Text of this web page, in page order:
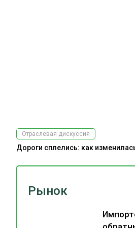
Рынок
Отраслевая дискуссия
Дороги сплелись: как